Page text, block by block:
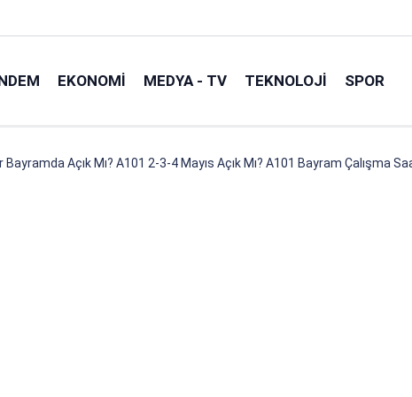
EKONOMI MEDYA - TV TEKNOLOJI SPOR
Açık Mı? A101 2-3-4 Mayıs Açık Mı? A101 Bayram Çalışma